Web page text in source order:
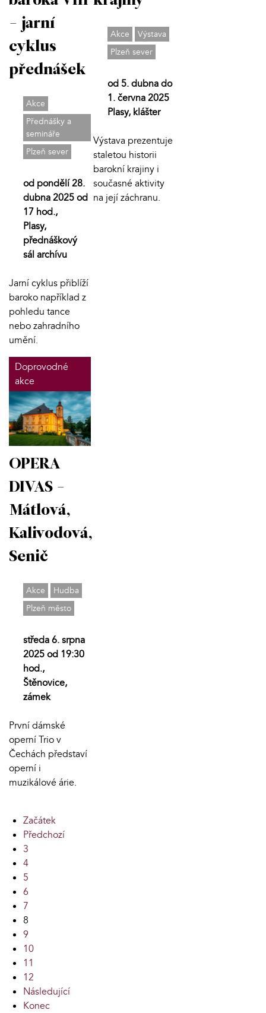
- jarní
cyklus
přednášek
Akce
Přednášky a
semináře
Plzeň sever
od pondělí 28.
dubna 2025 od
17 hod.,
Plasy,
přednáškový
sál archívu
Jarní cyklus přiblíží
baroko například z
pohledu tance
nebo zahradního
umění.
Akce
Výstava
Plzeň sever
od 5. dubna do
1. června 2025
Plasy, klášter
Výstava prezentuje
staletou historii
barokní krajiny i
současné aktivity
na její záchranu.
Doprovodné
akce
OPERA
DIVAS -
Mátlová,
Kalivodová,
Senič
Akce
Hudba
Plzeň město
středa 6. srpna
2025 od 19:30
hod.,
Štěnovice,
zámek
První dámské
operní Trio v
Čechách představí
operní i
muzikálové árie.
Začátek
Předchozí
3
4
5
6
7
8
9
10
11
12
Následující
Konec